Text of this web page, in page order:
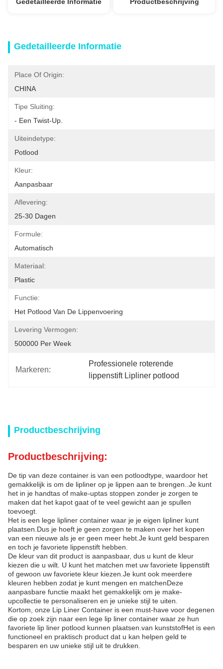
Gedetailleerde Informatie
Place Of Origin:
CHINA
Tipe Sluiting:
- Een Twist-Up.
Uiteindetype:
Potlood
Kleur:
Aanpasbaar
Aflevering:
25-30 Dagen
Formule:
Automatisch
Materiaal:
Plastic
Functie:
Het Potlood Van De Lippenvoering
Levering Vermogen:
500000 Per Week
Markeren:
Professionele roterende
lippenstift Lipliner potlood
Productbeschrijving
Productbeschrijving:
De tip van deze container is van een potloodtype, waardoor het
gemakkelijk is om de lipliner op je lippen aan te brengen..Je kunt
het in je handtas of make-uptas stoppen zonder je zorgen te
maken dat het kapot gaat of te veel gewicht aan je spullen
toevoegt.
Het is een lege lipliner container waar je je eigen lipliner kunt
plaatsen.Dus je hoeft je geen zorgen te maken over het kopen
van een nieuwe als je er geen meer hebt.Je kunt geld besparen
en toch je favoriete lippenstift hebben.
De kleur van dit product is aanpasbaar, dus u kunt de kleur
kiezen die u wilt. U kunt het matchen met uw favoriete lippenstift
of gewoon uw favoriete kleur kiezen.Je kunt ook meerdere
kleuren hebben zodat je kunt mengen en matchenDeze
aanpasbare functie maakt het gemakkelijk om je make-
upcollectie te personaliseren en je unieke stijl te uiten.
Kortom, onze Lip Liner Container is een must-have voor degenen
die op zoek zijn naar een lege lip liner container waar ze hun
favoriete lip liner potlood kunnen plaatsen.van kunststofHet is een
functioneel en praktisch product dat u kan helpen geld te
besparen en uw unieke stijl uit te drukken.